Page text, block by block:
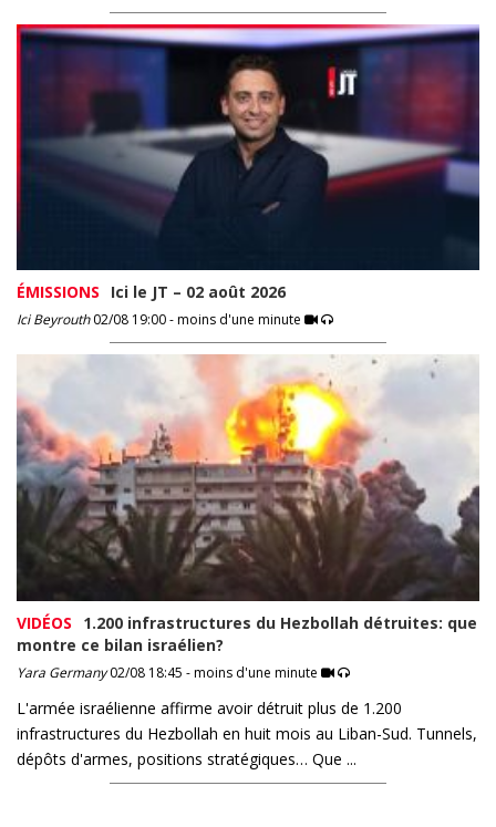
ÉMISSIONS Ici le JT – 02 août 2026
Ici Beyrouth02/08 19:00 - moins d'une minute
VIDÉOS
1.200 infrastructures du Hezbollah détruites: que
montre ce bilan israélien?
Yara Germany02/08 18:45 - moins d'une minute
L'armée israélienne affirme avoir détruit plus de 1.200
infrastructures du Hezbollah en huit mois au Liban-Sud. Tunnels,
dépôts d'armes, positions stratégiques… Que ...